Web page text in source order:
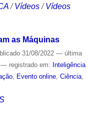
/Vídeos /Vídeos
as Máquinas
31/08/2022 — última
— registrado em: Inteligência
, Evento online, Ciência,